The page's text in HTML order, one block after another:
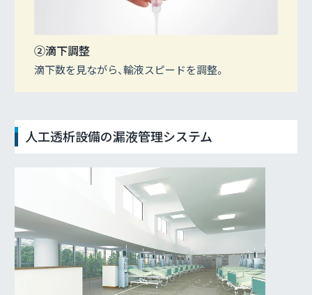
②滴下調整
滴下数を見ながら、輸液スピードを調整。
人工透析設備の漏液管理システム